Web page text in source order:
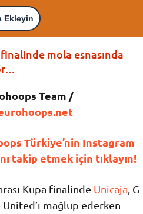
Ekleyin
mola esnasında
Team /
Türkiye’nin Instagram
takip etmek için tıklayın!
Kupa finalinde Unicaja , G-
United’ı mağlup ederken